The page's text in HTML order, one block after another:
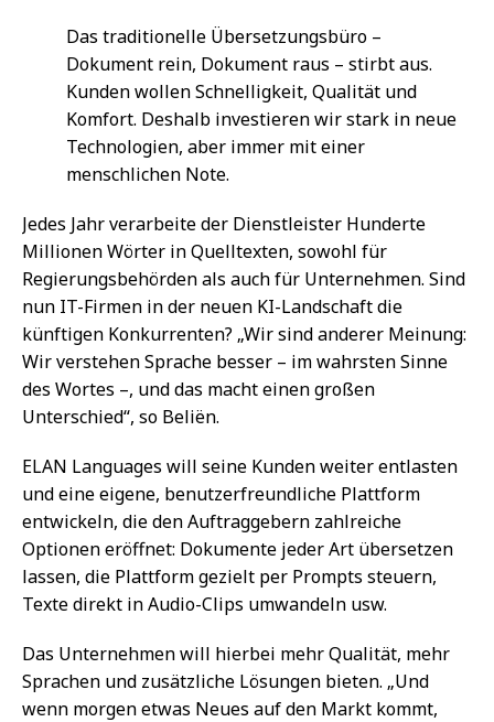
Das traditionelle Übersetzungsbüro –
Dokument rein, Dokument raus – stirbt aus.
Kunden wollen Schnelligkeit, Qualität und
Komfort. Deshalb investieren wir stark in neue
Technologien, aber immer mit einer
menschlichen Note.
Jedes Jahr verarbeite der Dienstleister Hunderte
Millionen Wörter in Quelltexten, sowohl für
Regierungsbehörden als auch für Unternehmen. Sind
nun IT-Firmen in der neuen KI-Landschaft die
künftigen Konkurrenten? „Wir sind anderer Meinung:
Wir verstehen Sprache besser – im wahrsten Sinne
des Wortes –, und das macht einen großen
Unterschied“, so Beliën.
ELAN Languages will seine Kunden weiter entlasten
und eine eigene, benutzerfreundliche Plattform
entwickeln, die den Auftraggebern zahlreiche
Optionen eröffnet: Dokumente jeder Art übersetzen
lassen, die Plattform gezielt per Prompts steuern,
Texte direkt in Audio-Clips umwandeln usw.
Das Unternehmen will hierbei mehr Qualität, mehr
Sprachen und zusätzliche Lösungen bieten. „Und
wenn morgen etwas Neues auf den Markt kommt,